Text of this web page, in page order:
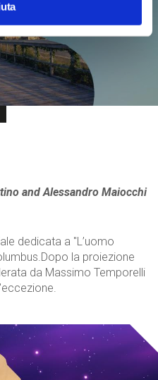
andAlessandro Maiocchi
dedicata a "L’uomo
la proiezione
da Massimo Temporelli